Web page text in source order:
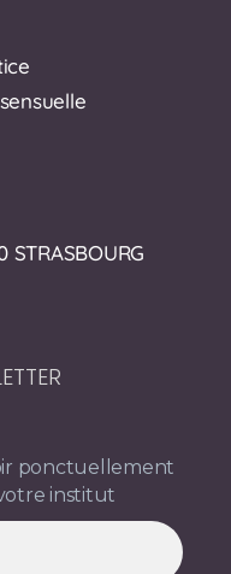
ponctuellement
institut